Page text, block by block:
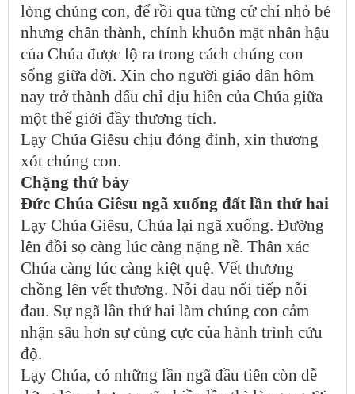
lòng chúng con, để rồi qua từng cử chỉ nhỏ bé
nhưng chân thành, chính khuôn mặt nhân hậu
của Chúa được lộ ra trong cách chúng con
sống giữa đời. Xin cho người giáo dân hôm
nay trở thành dấu chỉ dịu hiền của Chúa giữa
một thế giới đầy thương tích.
Lạy Chúa Giêsu chịu đóng đinh, xin thương
xót chúng con.
Chặng thứ bảy
Đức Chúa Giêsu ngã xuống đất lần thứ hai
Lạy Chúa Giêsu, Chúa lại ngã xuống. Đường
lên đồi sọ càng lúc càng nặng nề. Thân xác
Chúa càng lúc càng kiệt quệ. Vết thương
chồng lên vết thương. Nỗi đau nối tiếp nỗi
đau. Sự ngã lần thứ hai làm chúng con cảm
nhận sâu hơn sự cùng cực của hành trình cứu
độ.
Lạy Chúa, có những lần ngã đầu tiên còn dễ